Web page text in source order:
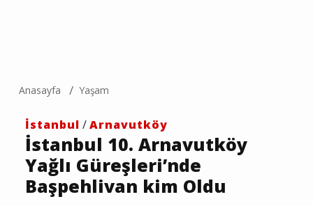
Anasayfa Yaşam
İstanbul /Arnavutköy
İstanbul 10. Arnavutköy
Yağlı Güreşleri’nde
Başpehlivan kim Oldu